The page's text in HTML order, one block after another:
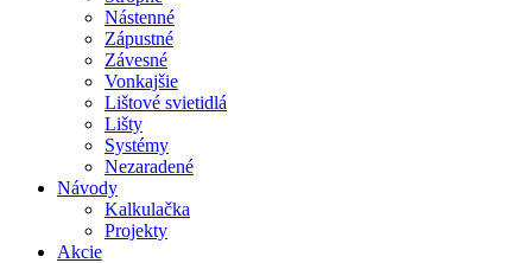
Nástenné
Zápustné
Závesné
Vonkajšie
Lištové svietidlá
Lišty
Systémy
Nezaradené
Návody
Kalkulačka
Projekty
Akcie